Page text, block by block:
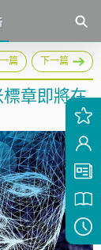
篇 下一篇
章即將在